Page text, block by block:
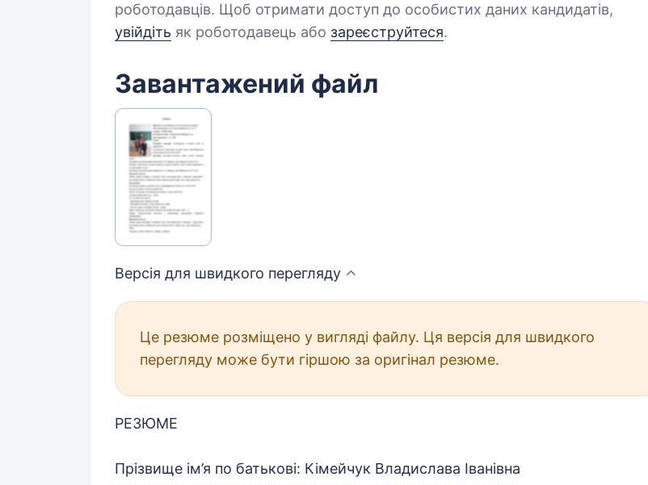
роботодавців. Щоб отримати доступ до особистих даних кандидатів,
увійдіть як роботодавець або зареєструйтеся.
Завантажений файл
Версія для швидкого перегляду
Це резюме розміщено у вигляді файлу. Ця версія для швидкого
перегляду може бути гіршою за оригінал резюме.
РЕЗЮМЕ
Прізвище ім’я по батькові: Кімейчук Владислава Іванівна